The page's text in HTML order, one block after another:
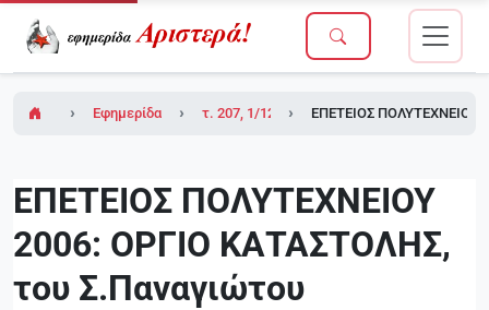
Εφημερίδα Αριστερά!τ. 207, 1/12/2006 ΕΠΕΤΕΙΟΣ ΠΟΛΥΤΕΧΝΕΙΟΥ
ΕΠΕΤΕΙΟΣ ΠΟΛΥΤΕΧΝΕΙΟΥ
2006: ΟΡΓΙΟ ΚΑΤΑΣΤΟΛΗΣ,
του Σ.Παναγιώτου